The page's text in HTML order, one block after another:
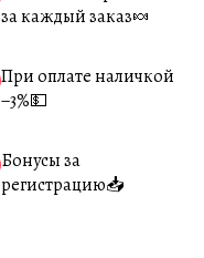
за каждый заказ🍬
При оплате наличкой
−3%💵
Бонусы за
регистрацию📥